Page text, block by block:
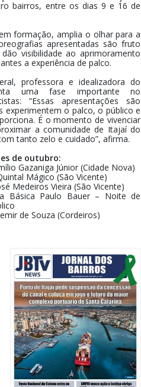
bairros, entre os dias 9 e 16 de
formação, amplia o olhar para a
apresentadas são fruto
visibilidade ao aprimoramento
a experiência de palco.
professora e idealizadora do
uma fase importante no
“Essas apresentações são
experimentem o palco, o público e
É o momento de vivenciar
a comunidade de Itajaí do
tanto zelo e cuidado”, afirma.
de outubro:
Gazaniga Júnior (Cidade Nova)
Mágico (São Vicente)
Medeiros Vieira (São Vicente)
Básica Paulo Bauer – Noite de
de Souza (Cordeiros)
para os meses de outubro e
confirmados. O grande
Itajaí já tem data marcada: 25 de
objetivo a formação de futuros
de aulas, workshops e oficinas
As atividades iniciaram em
com carga horária total de 800
Hama Espaço Artístico, por meio
(PIC) do Governo do Estado de
Catarinense de Cultura (FCC),